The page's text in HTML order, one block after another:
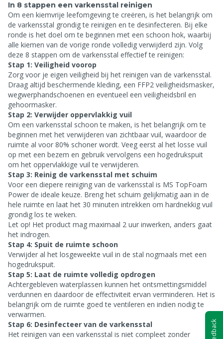
In 8 stappen een varkensstal reinigen
Om een kiemvrije leefomgeving te creëren, is het belangrijk om
de varkensstal grondig te reinigen en te desinfecteren. Bij elke
ronde is het doel om te beginnen met een schoon hok, waarbij
alle kiemen van de vorige ronde volledig verwijderd zijn. Volg
deze 8 stappen om de varkensstal effectief te reinigen:
Stap 1: Veiligheid voorop
Zorg voor je eigen veiligheid bij het reinigen van de varkensstal.
Draag altijd beschermende kleding, een FFP2 veiligheidsmasker,
wegwerphandschoenen en eventueel een veiligheidsbril en
gehoormasker.
Stap 2: Verwijder oppervlakkig vuil
Om een varkensstal schoon te maken, is het belangrijk om te
beginnen met het verwijderen van zichtbaar vuil, waardoor de
ruimte al voor 80% schoner wordt. Veeg eerst al het losse vuil
op met een bezem en gebruik vervolgens een hogedrukspuit
om het oppervlakkige vuil te verwijderen.
Stap 3: Reinig de varkensstal met schuim
Voor een diepere reiniging van de varkensstal is MS TopFoam
Power de ideale keuze. Breng het schuim gelijkmatig aan in de
hele ruimte en laat het 30 minuten intrekken om hardnekkig vuil
grondig los te weken.
Let op! Het product mag maximaal 2 uur inwerken, anders gaat
het indrogen.
Stap 4: Spuit de ruimte schoon
Verwijder al het losgeweekte vuil in de stal nogmaals met een
hogedrukspuit.
Stap 5: Laat de ruimte volledig opdrogen
Achtergebleven waterplassen kunnen het ontsmettingsmiddel
verdunnen en daardoor de effectiviteit ervan verminderen. Het is
belangrijk om de ruimte goed te ventileren en indien nodig te
verwarmen.
Stap 6: Desinfecteer van de varkensstal
Het reinigen van een varkensstal is niet compleet zonder
Feedback